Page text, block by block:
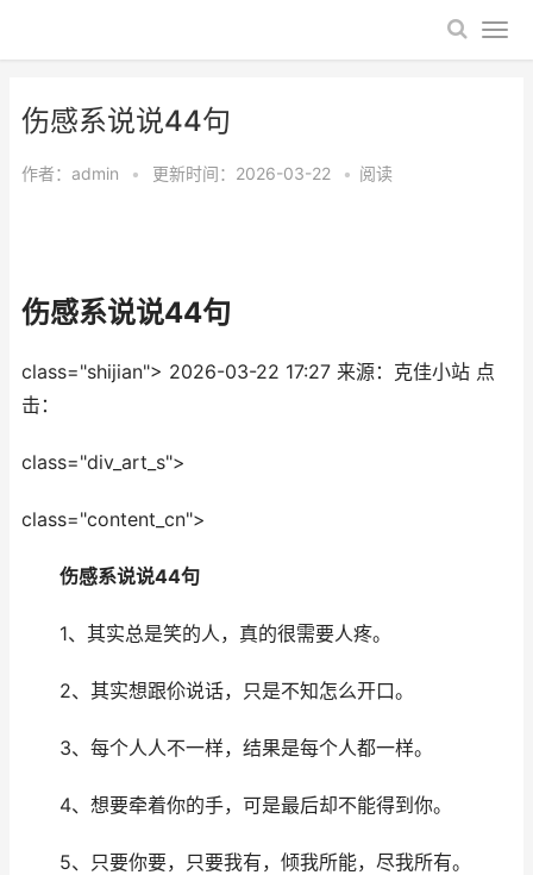
​伤感系说说44句
作者： admin • 更新时间：2026-03-22 • 阅读
​伤感系说说44句
class="shijian"> 2026-03-22 17:27 来源：克佳小站 点
击：
class="div_art_s">
class="content_cn">
伤感系说说44句
1、其实总是笑的人，真的很需要人疼。
2、其实想跟伱说话，只是不知怎么开口。
3、每个人人不一样，结果是每个人都一样。
4、想要牵着你的手，可是最后却不能得到你。
5、只要你要，只要我有，倾我所能，尽我所有。